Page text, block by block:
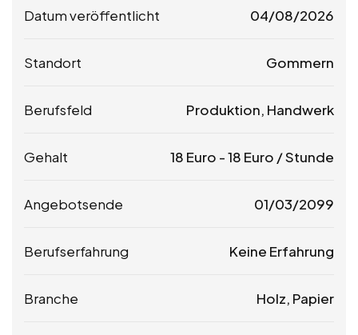
Datum veröffentlicht 04/08/2026
Standort Gommern
Berufsfeld Produktion, Handwerk
Gehalt 18 Euro -18 Euro / Stunde
Angebotsende 01/03/2099
Berufserfahrung Keine Erfahrung
Branche Holz, Papier